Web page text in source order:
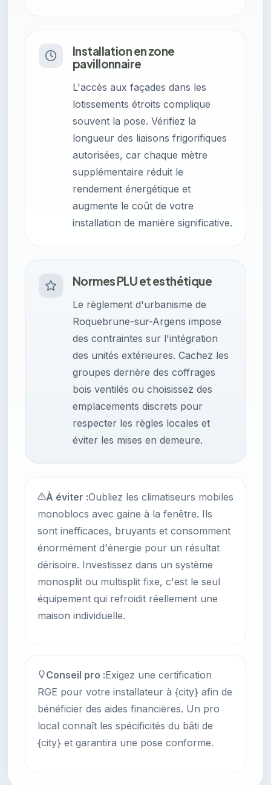
Installation en zone
pavillonnaire
L'accès aux façades dans les
lotissements étroits complique
souvent la pose. Vérifiez la
longueur des liaisons frigorifiques
autorisées, car chaque mètre
supplémentaire réduit le
rendement énergétique et
augmente le coût de votre
installation de manière significative.
Normes PLU et esthétique
Le règlement d'urbanisme de
Roquebrune-sur-Argens impose
des contraintes sur l'intégration
des unités extérieures. Cachez les
groupes derrière des coffrages
bois ventilés ou choisissez des
emplacements discrets pour
respecter les règles locales et
éviter les mises en demeure.
À éviter :Oubliez les climatiseurs mobiles
monoblocs avec gaine à la fenêtre. Ils
sont inefficaces, bruyants et consomment
énormément d'énergie pour un résultat
dérisoire. Investissez dans un système
monosplit ou multisplit fixe, c'est le seul
équipement qui refroidit réellement une
maison individuelle.
Conseil pro :Exigez une certification
RGE pour votre installateur à {city} afin de
bénéficier des aides financières. Un pro
local connaît les spécificités du bâti de
{city} et garantira une pose conforme.